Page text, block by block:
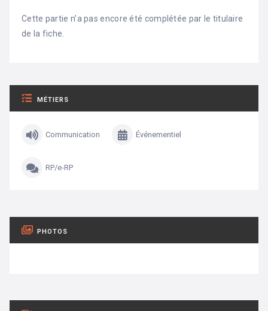
Cette partie n’a pas encore été complétée par le titulaire
de la fiche.
MÉTIERS
Communication Événementiel
RP/e-RP
PHOTOS